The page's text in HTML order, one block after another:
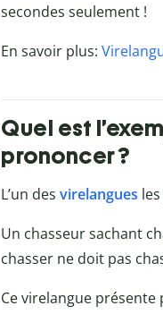
secondes seulement !
En savoir plus:
Quel est
prononcer ?
L’un des virelangues
Un chasseur sachant
chasser ne doit pas
Ce virelangue